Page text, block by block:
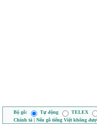
Bộ gõ: Tự động TELEX
Chính tả | Nếu gõ tiếng Việt không